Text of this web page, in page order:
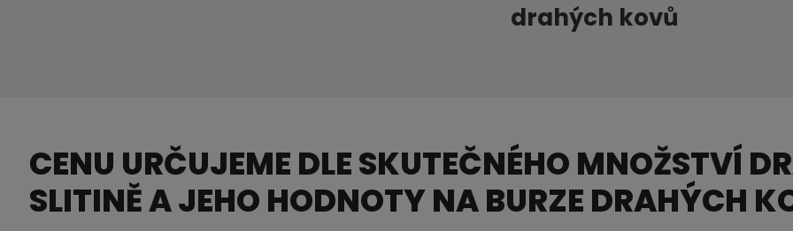
drahých kovů
CENU URČUJEME DLE SKUTEČNÉHO MNOŽSTVÍ
SLITINĚ A JEHO HODNOTY NA BURZE DRAHÝCH